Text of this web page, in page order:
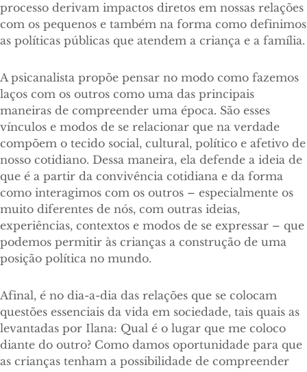
processo derivam impactos diretos em nossas relações
com os pequenos e também na forma como definimos
as políticas públicas que atendem a criança e a família.
A psicanalista propõe pensar no modo como fazemos
laços com os outros como uma das principais
maneiras de compreender uma época. São esses
vínculos e modos de se relacionar que na verdade
compõem o tecido social, cultural, político e afetivo de
nosso cotidiano. Dessa maneira, ela defende a ideia de
que é a partir da convivência cotidiana e da forma
como interagimos com os outros – especialmente os
muito diferentes de nós, com outras ideias,
experiências, contextos e modos de se expressar – que
podemos permitir às crianças a construção de uma
posição política no mundo.
Afinal, é no dia-a-dia das relações que se colocam
questões essenciais da vida em sociedade, tais quais as
levantadas por Ilana: Qual é o lugar que me coloco
diante do outro? Como damos oportunidade para que
as crianças tenham a possibilidade de compreender